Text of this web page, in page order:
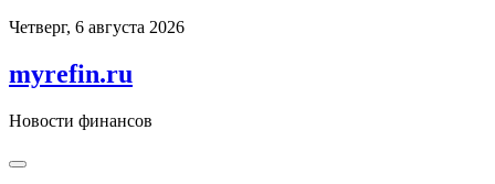
Перейти
содержимому
Четверг, 6 августа 2026
myrefin.ru
Новости финансов